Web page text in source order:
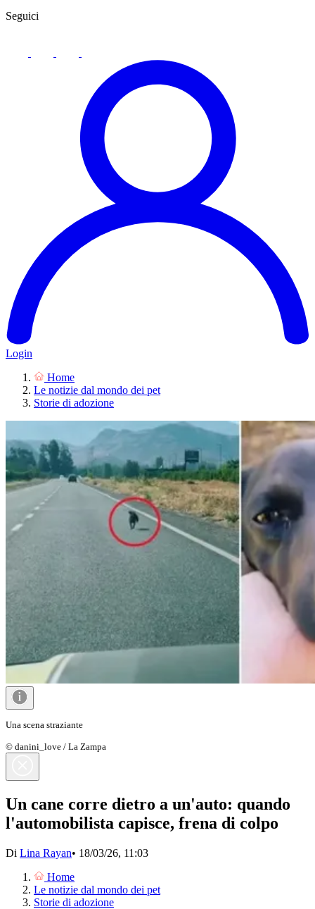
Seguici
Login
Home
Le notizie dal mondo dei pet
Storie di adozione
Una scena straziante
© danini_love / La Zampa
Un cane corre dietro a un'auto: quando
l'automobilista capisce, frena di colpo
Di Lina Rayan• 18/03/26, 11:03
Home
Le notizie dal mondo dei pet
Storie di adozione